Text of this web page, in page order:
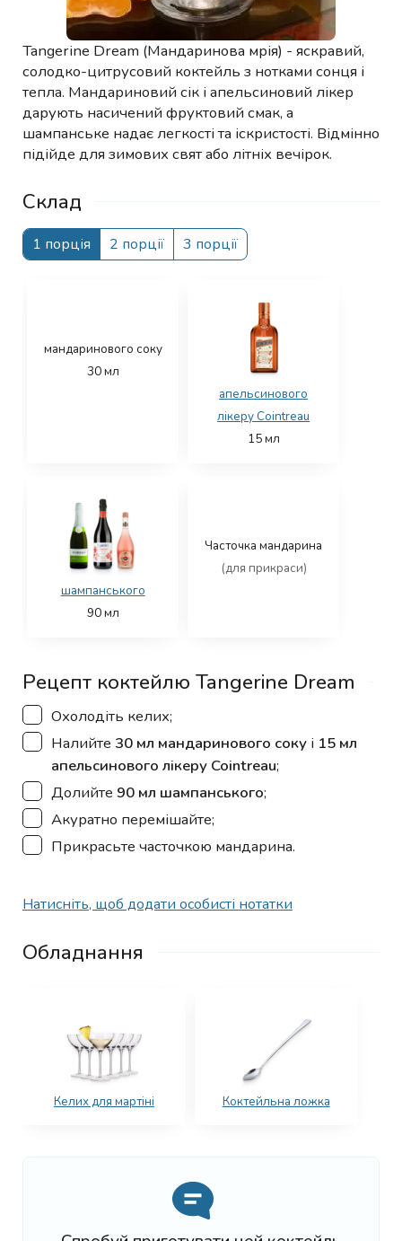
Tangerine Dream (Мандаринова мрія) - яскравий,
солодко-цитрусовий коктейль з нотками сонця і
тепла. Мандариновий сік і апельсиновий лікер
дарують насичений фруктовий смак, а
шампанське надає легкості та іскристості. Відмінно
підійде для зимових свят або літніх вечірок.
Склад
1 порція 2 порції 3 порції
мандаринового соку
30мл
апельсинового
лікеру Cointreau
15мл
шампанського
90мл
Часточка мандарина
(для прикраси)
Рецепт коктейлю Tangerine Dream
▢
Охолодіть келих;
▢
Налийте 30 мл мандаринового соку і 15 мл
апельсинового лікеру Cointreau;
▢
Долийте 90 мл шампанського;
▢
Акуратно перемішайте;
▢
Прикрасьте часточкою мандарина.
Натисніть, щоб додати особисті нотатки
Обладнання
Келих для мартіні Коктейльна ложка